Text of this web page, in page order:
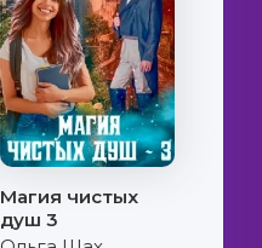
Магия чистых
душ 3